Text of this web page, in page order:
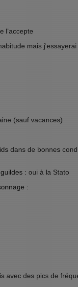
l'accepte
mais j'essayerai
(sauf vacances)
dans de bonnes
: oui à la Stato
:
avec des pics de